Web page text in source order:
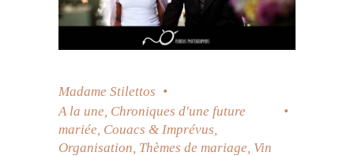
Madame Stilettos
A la une, Chroniques d'une future
mariée, Couacs & Imprévus,
Organisation, Thèmes de mariage, Vin